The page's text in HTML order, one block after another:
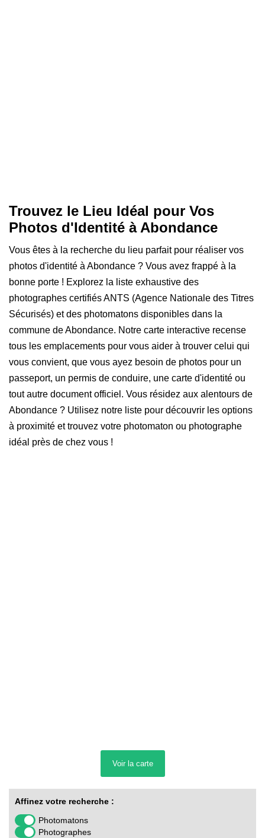
Trouvez le Lieu Idéal pour Vos
Photos d'Identité à Abondance
Vous êtes à la recherche du lieu parfait pour réaliser vos
photos d'identité à Abondance ? Vous avez frappé à la
bonne porte ! Explorez la liste exhaustive des
photographes certifiés ANTS (Agence Nationale des Titres
Sécurisés) et des photomatons disponibles dans la
commune de Abondance. Notre carte interactive recense
tous les emplacements pour vous aider à trouver celui qui
vous convient, que vous ayez besoin de photos pour un
passeport, un permis de conduire, une carte d'identité ou
tout autre document officiel. Vous résidez aux alentours de
Abondance ? Utilisez notre liste pour découvrir les options
à proximité et trouvez votre photomaton ou photographe
idéal près de chez vous !
Voir la carte
Affinez votre recherche :
Photomatons
Photographes